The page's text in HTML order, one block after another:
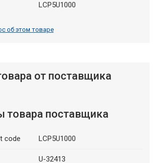
LCP5U1000
об этом товаре
от поставщика
товара поставщика
code LCP5U1000
U-32413